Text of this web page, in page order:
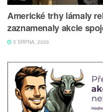
Americké trhy lámaly
zaznamenaly akcie
5 SRPNA, 2026